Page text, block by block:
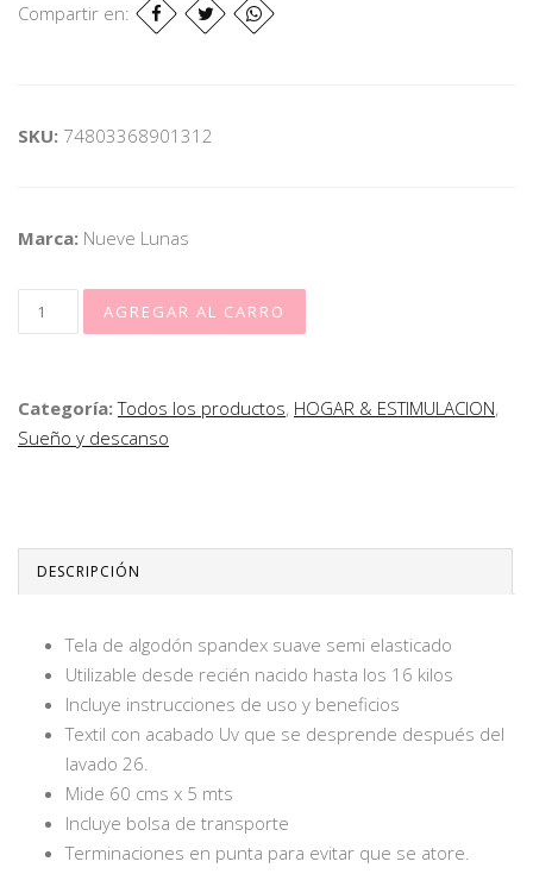
Compartir en:
SKU: 74803368901312
Marca: Nueve Lunas
Categoría:Todos los productos, HOGAR & ESTIMULACION,
Sueño y descanso
DESCRIPCIÓN
Tela de algodón spandex suave semi elasticado
Utilizable desde recién nacido hasta los 16 kilos
Incluye instrucciones de uso y beneficios
Textil con acabado Uv que se desprende después del
lavado 26.
Mide 60 cms x 5 mts
Incluye bolsa de transporte
Terminaciones en punta para evitar que se atore.